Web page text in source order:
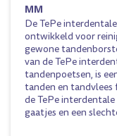
MM
De TePe
ontwikkeld voor
gewone
van de TePe
tandenpoetsen, is
tanden en tandvlees
de TePe
gaatjes en een